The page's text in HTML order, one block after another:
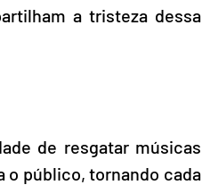
a tristeza dessa
de resgatar músicas
o público, tornando cada